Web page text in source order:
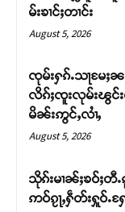
မ်းၶၢင်ႈတၢင်း
August 5, 2026
ၸုမ်းႁၵ်ႉသႃမႄႈ
လိၵ်ႈၸူးလုမ်းၽွင်း
မိၼ်းဢွင်ႇလၢႆႇ
August 5, 2026
သိုၵ်းမၢၼ်ႈၶဝ်ႈတီႉ
ဢဝ်ၵႂႃႇႁဵတ်းႁူဝ်ႉႁ